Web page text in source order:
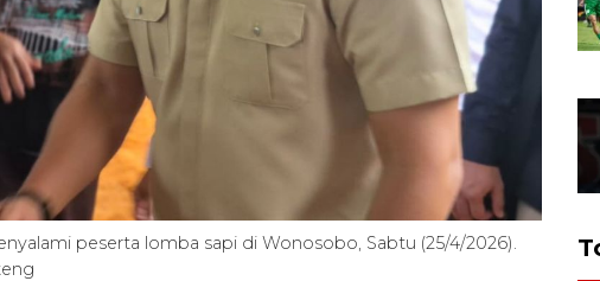
peserta lomba sapi di Wonosobo, Sabtu (25/4/2026).